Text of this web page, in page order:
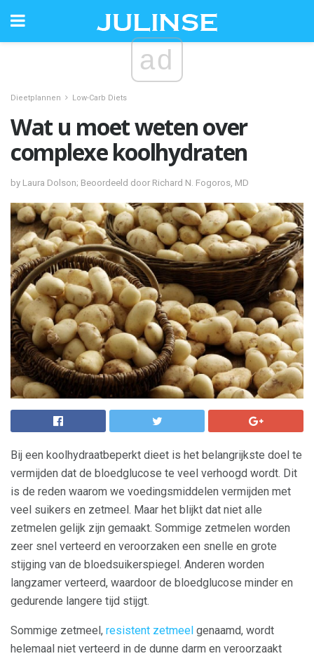
ad
Dieetplannen Low-Carb Diets
Wat u moet weten over
complexe koolhydraten
by Laura Dolson; Beoordeeld door Richard N. Fogoros, MD
Bij een koolhydraatbeperkt dieet is het belangrijkste doel te
vermijden dat de bloedglucose te veel verhoogd wordt. Dit
is de reden waarom we voedingsmiddelen vermijden met
veel suikers en zetmeel. Maar het blijkt dat niet alle
zetmelen gelijk zijn gemaakt. Sommige zetmelen worden
zeer snel verteerd en veroorzaken een snelle en grote
stijging van de bloedsuikerspiegel. Anderen worden
langzamer verteerd, waardoor de bloedglucose minder en
gedurende langere tijd stijgt.
Sommige zetmeel, resistent zetmeel genaamd, wordt
helemaal niet verteerd in de dunne darm en veroorzaakt